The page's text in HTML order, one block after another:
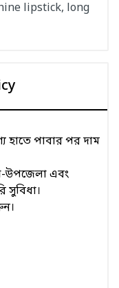
lipstick, long
হাতে পাবার পর দাম
উপজেলা এবং
সুবিধা।